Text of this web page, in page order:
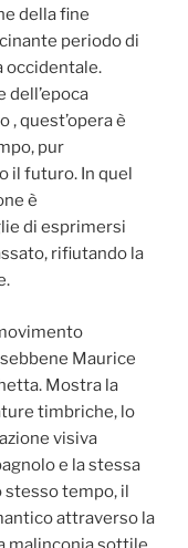
della fine
periodo di
occidentale.
dell’epoca
, quest’opera è
pur
il futuro. In quel
è
di esprimersi
rifiutando la
Maurice
Mostra la
timbriche, lo
visiva
e la stessa
tempo, il
attraverso la